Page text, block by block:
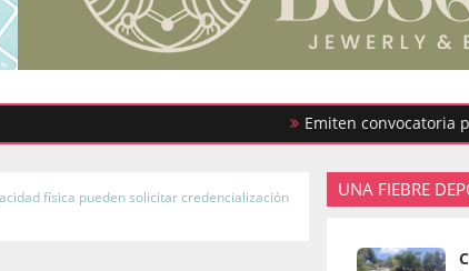
Emiten convocatoria para
física pueden solicitar credencialización
UNA FIEBRE